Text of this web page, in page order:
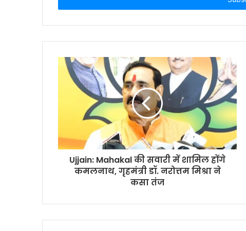
Ujjain: Mahakal की सवारी में शामिल होंगे
कमलनाथ, गृहमंत्री डॉ. नरोत्तम मिश्रा ने
कसा तंज